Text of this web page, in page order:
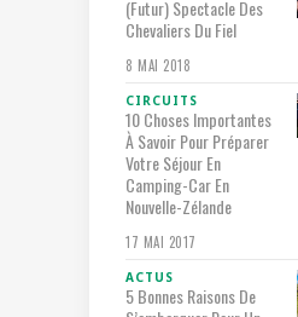
(futur) Spectacle Des
Chevaliers Du Fiel
8 MAI 2018
CIRCUITS
10 Choses Importantes
À Savoir Pour Préparer
Votre Séjour En
Camping-Car En
Nouvelle-Zélande
17 MAI 2017
ACTUS
5 Bonnes Raisons De